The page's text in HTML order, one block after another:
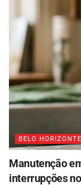
BELO HORIZONTE
Manutenção
interrupções